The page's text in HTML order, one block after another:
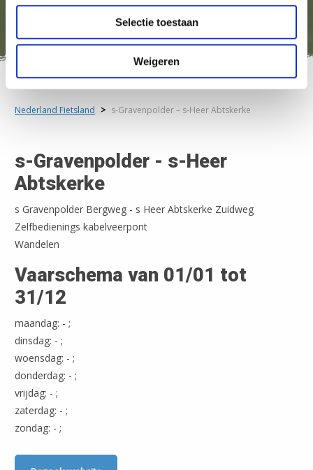
Selectie toestaan
Weigeren
Nederland Fietsland > s-Gravenpolder – s-Heer Abtskerke
s-Gravenpolder - s-Heer
Abtskerke
s Gravenpolder Bergweg - s Heer Abtskerke Zuidweg
Zelfbedienings kabelveerpont
Wandelen
Vaarschema van 01/01 tot
31/12
maandag: - ;
dinsdag: - ;
woensdag: - ;
donderdag: - ;
vrijdag: - ;
zaterdag: - ;
zondag: - ;